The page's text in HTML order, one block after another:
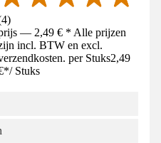
4)
— 2,49 € * Alle prijzen
incl. BTW en excl.
per Stuks2,49
*/ Stuks